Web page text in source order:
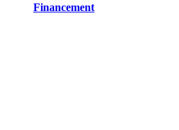
Financement